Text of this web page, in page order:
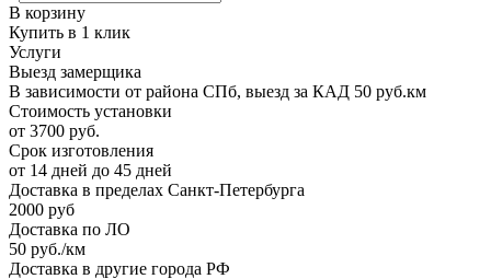
В корзину
Купить в 1 клик
Услуги
Выезд замерщика
В зависимости от района СПб, выезд за КАД 50 руб.км
Стоимость установки
от 3700 руб.
Срок изготовления
от 14 дней до 45 дней
Доставка в пределах Санкт-Петербурга
2000 руб
Доставка по ЛО
50 руб./км
Доставка в другие города РФ